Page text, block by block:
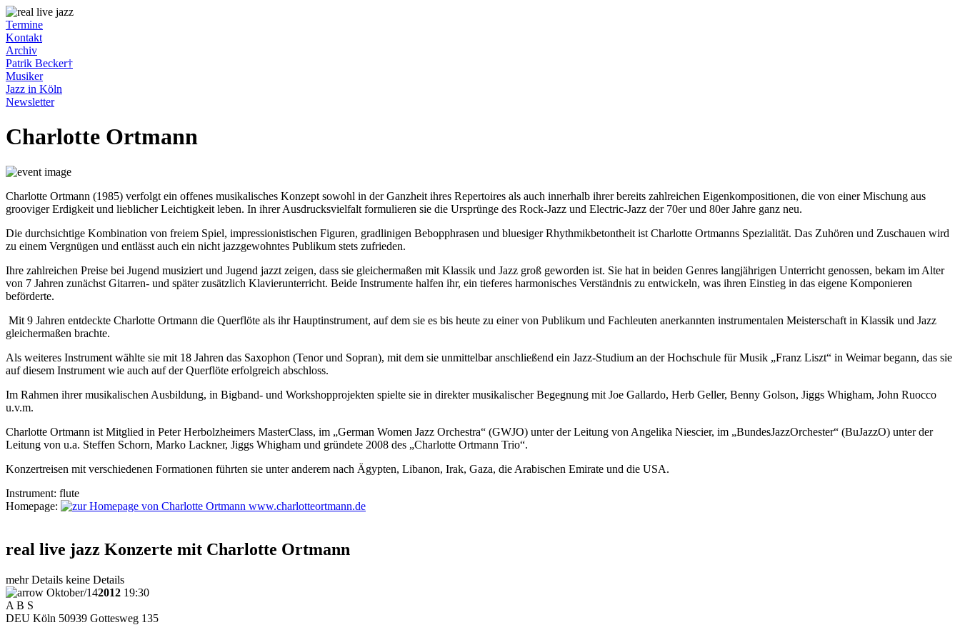
Termine
Kontakt
Archiv
Patrik Becker†
Musiker
Jazz in Köln
Newsletter
Charlotte Ortmann
Charlotte Ortmann (1985) verfolgt ein offenes musikalisches Konzept sowohl in der Ganzheit ihres Repertoires als auch innerhalb ihrer bereits zahlreichen Eigenkompositionen, die von einer Mischung aus
grooviger Erdigkeit und lieblicher Leichtigkeit leben. In ihrer Ausdrucksvielfalt formulieren sie die Ursprünge des Rock-Jazz und Electric-Jazz der 70er und 80er Jahre ganz neu.
Die durchsichtige Kombination von freiem Spiel, impressionistischen Figuren, gradlinigen Bebopphrasen und bluesiger Rhythmikbetontheit ist Charlotte Ortmanns Spezialität. Das Zuhören und Zuschauen wird
zu einem Vergnügen und entlässt auch ein nicht jazzgewohntes Publikum stets zufrieden.
Ihre zahlreichen Preise bei Jugend musiziert und Jugend jazzt zeigen, dass sie gleichermaßen mit Klassik und Jazz groß geworden ist. Sie hat in beiden Genres langjährigen Unterricht genossen, bekam im Alter
von 7 Jahren zunächst Gitarren- und später zusätzlich Klavierunterricht. Beide Instrumente halfen ihr, ein tieferes harmonisches Verständnis zu entwickeln, was ihren Einstieg in das eigene Komponieren
beförderte.
Mit 9 Jahren entdeckte Charlotte Ortmann die Querflöte als ihr Hauptinstrument, auf dem sie es bis heute zu einer von Publikum und Fachleuten anerkannten instrumentalen Meisterschaft in Klassik und Jazz
gleichermaßen brachte.
Als weiteres Instrument wählte sie mit 18 Jahren das Saxophon (Tenor und Sopran), mit dem sie unmittelbar anschließend ein Jazz-Studium an der Hochschule für Musik „Franz Liszt“ in Weimar begann, das sie
auf diesem Instrument wie auch auf der Querflöte erfolgreich abschloss.
Im Rahmen ihrer musikalischen Ausbildung, in Bigband- und Workshopprojekten spielte sie in direkter musikalischer Begegnung mit Joe Gallardo, Herb Geller, Benny Golson, Jiggs Whigham, John Ruocco
u.v.m.
Charlotte Ortmann ist Mitglied in Peter Herbolzheimers MasterClass, im „German Women Jazz Orchestra“ (GWJO) unter der Leitung von Angelika Niescier, im „BundesJazzOrchester“ (BuJazzO) unter der
Leitung von u.a. Steffen Schorn, Marko Lackner, Jiggs Whigham und gründete 2008 des „Charlotte Ortmann Trio“.
Konzertreisen mit verschiedenen Formationen führten sie unter anderem nach Ägypten, Libanon, Irak, Gaza, die Arabischen Emirate und die USA.
Instrument: flute
Homepage:
www.charlotteortmann.de
real live jazz Konzerte mit Charlotte Ortmann
mehr Details keine Details
Oktober/142012 19:30
A B S
DEU Köln 50939 Gottesweg 135